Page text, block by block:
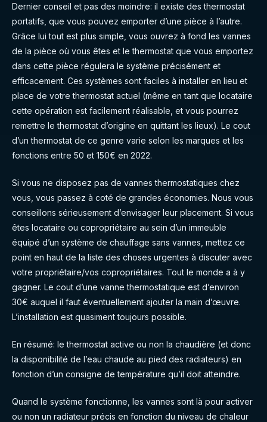
Dernier conseil et pas des moindre: il existe des thermostat
portatifs, que vous pouvez emporter d’une pièce à l’autre.
Grâce lui tout est plus simple, vous ouvrez à fond les vannes
de la pièce où vous êtes et le thermostat que vous emportez
dans cette pièce régulera le système précisément et
efficacement. Ces systèmes sont faciles à installer en lieu et
place de votre thermostat actuel (même en tant que locataire
cette opération est facilement réalisable, et vous pourrez
remettre le thermostat d’origine en quittant les lieux). Le cout
d’un thermostat de ce genre varie selon les marques et les
fonctions entre 50 et 150€ en 2022.
Si vous ne disposez pas de vannes thermostatiques chez
vous, vous passez à coté de grandes économies. Nous vous
conseillons sérieusement d’envisager leur placement. Si vous
êtes locataire ou copropriétaire au sein d’un immeuble
équipé d’un système de chauffage sans vannes, mettez ce
point en haut de la liste des choses urgentes à discuter avec
votre propriétaire/vos copropriétaires. Tout le monde a à y
gagner. Le cout d’une vanne thermostatique est d’environ
30€ auquel il faut éventuellement ajouter la main d’œuvre.
L’installation est quasiment toujours possible.
En résumé: le thermostat active ou non la chaudière (et donc
la disponibilité de l’eau chaude au pied des radiateurs) en
fonction d’un consigne de température qu’il doit atteindre.
Quand le système fonctionne, les vannes sont là pour activer
ou non un radiateur précis en fonction du niveau de chaleur